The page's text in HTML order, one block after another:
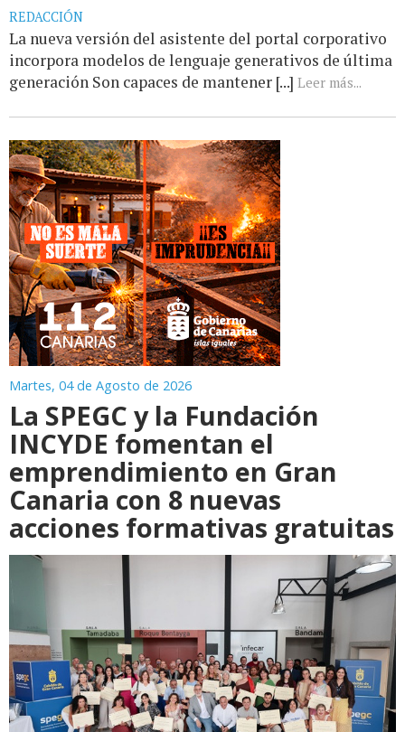
REDACCIÓN
La nueva versión del asistente del portal corporativo
incorpora modelos de lenguaje generativos de última
generación Son capaces de mantener [...] Leer más...
Martes, 04 de Agosto de 2026
La SPEGC y la Fundación
INCYDE fomentan el
emprendimiento en Gran
Canaria con 8 nuevas
acciones formativas gratuitas